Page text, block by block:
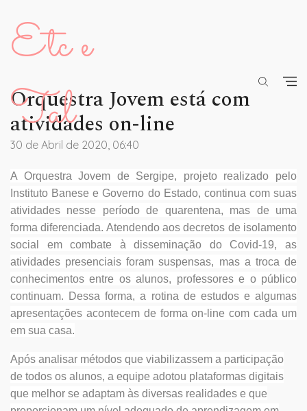
Etc e
Tal
Orquestra Jovem está com
atividades on-line
30 de Abril de 2020, 06:40
A Orquestra Jovem de Sergipe, projeto realizado pelo
Instituto Banese e Governo do Estado, continua com suas
atividades nesse período de quarentena, mas de uma
forma diferenciada. Atendendo aos decretos de isolamento
social em combate à disseminação do Covid-19, as
atividades presenciais foram suspensas, mas a troca de
conhecimentos entre os alunos, professores e o público
continuam. Dessa forma, a rotina de estudos e algumas
apresentações acontecem de forma on-line com cada um
em sua casa.
Após analisar métodos que viabilizassem a participação
de todos os alunos, a equipe adotou plataformas digitais
que melhor se adaptam às diversas realidades e que